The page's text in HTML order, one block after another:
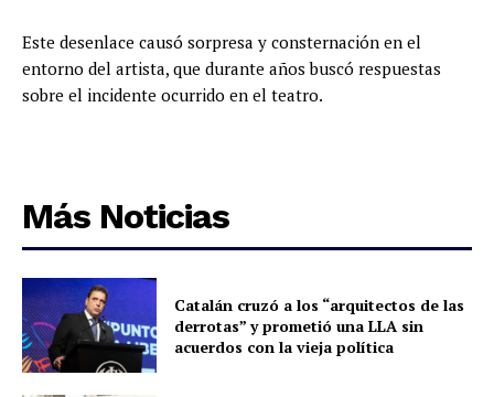
Este desenlace causó sorpresa y consternación en el
entorno del artista, que durante años buscó respuestas
sobre el incidente ocurrido en el teatro.
Más Noticias
Catalán cruzó a los “arquitectos de las
derrotas” y prometió una LLA sin
acuerdos con la vieja política